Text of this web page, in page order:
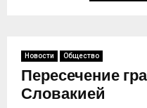
Новости Общество
Пересечение
Словакией